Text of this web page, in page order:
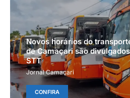
Novos horários do
de Camaçari são
STT
Jornal Camaçari
CONFIRA